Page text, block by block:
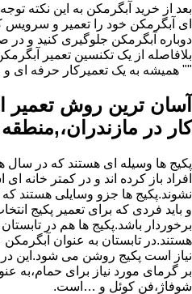
بعد از خرید آبگرمکن به این نکته
ای آبگرمکن خود را تعمیر و سرویس
دوباره آبگرمکن جلوگیری کنید و
بلافاصله از یک تکنسین تعمیر
"" همیشه به یک تعمیرکار حرفه
آسان ترین روش تعمیر
کار در
پکیج ها وسیله ای هستند که در سال
افراد باز کرده اند و در کمتر خانه
نشوند.پکیج ها جزو وسایلی هستند
و باید فردی که برای تعمیر پکیج
برخوردار باشد.پکیج ها هم در
هستند.در تابستان به عنوان
نیاز است پکیج روشن می شود.این
بر گرمای مورد نیاز برای حمام،به
شوفاژ،فن کوئل و …است.